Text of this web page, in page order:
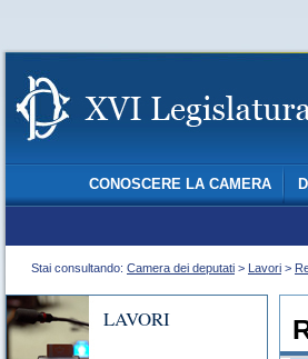
CONOSCERE LA CAMERA
Stai consultando: Camera dei deputati > Lavori >
LAVORI